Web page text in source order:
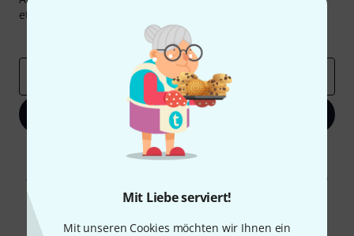
Mit Liebe serviert!
Mit unseren Cookies möchten wir Ihnen ein
etwas Glück einen von
Inspirierende Beiträge
Deals
Jetzt anmelden
Mit Klick auf „Jetzt anmelden“ stimmen Sie dem Erhalt von E-Mail-
Werbung und einer Messung des E-Mail-Nutzungsverhaltens zu. Die
Abmeldung ist jederzeit möglich. Weitere Informationen finden Sie in
unseren
Datenschutzhinweisen